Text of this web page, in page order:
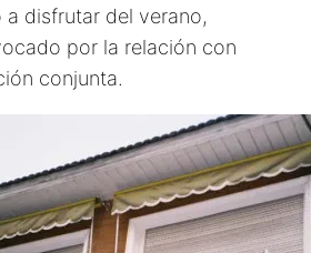
a disfrutar del verano,
por la relación con
conjunta.